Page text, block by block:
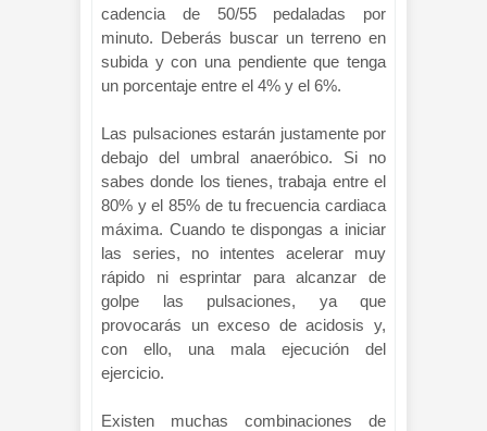
cadencia de 50/55 pedaladas por
minuto. Deberás buscar un terreno en
subida y con una pendiente que tenga
un porcentaje entre el 4% y el 6%.
Las pulsaciones estarán justamente por
debajo del umbral anaeróbico. Si no
sabes donde los tienes, trabaja entre el
80% y el 85% de tu frecuencia cardiaca
máxima. Cuando te dispongas a iniciar
las series, no intentes acelerar muy
rápido ni esprintar para alcanzar de
golpe las pulsaciones, ya que
provocarás un exceso de acidosis y,
con ello, una mala ejecución del
ejercicio.
Existen muchas combinaciones de